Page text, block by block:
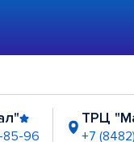
85-96
ТРЦ
+7